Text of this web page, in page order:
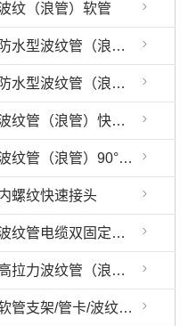
纹（浪管）软管
防水型波纹管（浪管）接头
防水型波纹管（浪管）90°弯角接头
波纹管（浪管）快速接头
波纹管（浪管）90°弯角快速接头
螺纹快速接头
波纹管电缆双固定接头
高拉力波纹管（浪管）接头
软管支架/管卡/波纹管固定支架/波纹管固定座